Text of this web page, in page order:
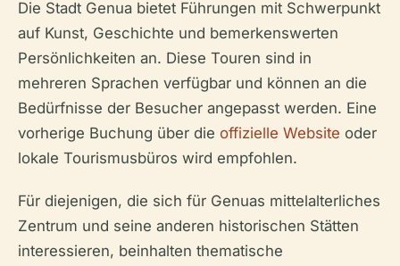
Die Stadt Genua bietet Führungen mit Schwerpunkt
auf Kunst, Geschichte und bemerkenswerten
Persönlichkeiten an. Diese Touren sind in
mehreren Sprachen verfügbar und können an die
Bedürfnisse der Besucher angepasst werden. Eine
vorherige Buchung über die offizielle Website oder
lokale Tourismusbüros wird empfohlen.
Für diejenigen, die sich für Genuas mittelalterliches
Zentrum und seine anderen historischen Stätten
interessieren, beinhalten thematische